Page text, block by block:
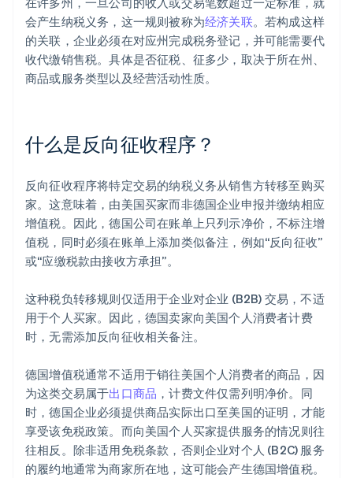
会产生纳税义务，这一规则被称为经济关联。若构成这样
的关联，企业必须在对应州完成税务登记，并可能需要代
收代缴销售税。具体是否征税、征多少，取决于所在州、
商品或服务类型以及经营活动性质。
什么是反向征收程序？
反向征收程序将特定交易的纳税义务从销售方转移至购买
家。这意味着，由美国买家而非德国企业申报并缴纳相应
增值税。因此，德国公司在账单上只列示净价，不标注增
值税，同时必须在账单上添加类似备注，例如“反向征收”
或“应缴税款由接收方承担”。
这种税负转移规则仅适用于企业对企业 (B2B) 交易，不适
用于个人买家。因此，德国卖家向美国个人消费者计费
时，无需添加反向征收相关备注。
德国增值税通常不适用于销往美国个人消费者的商品，因
为这类交易属于出口商品 ，计费文件仅需列明净价。同
时，德国企业必须提供商品实际出口至美国的证明，才能
享受该免税政策。而向美国个人买家提供服务的情况则往
往相反。除非适用免税条款，否则企业对个人 (B2C) 服务
的履约地通常为商家所在地，这可能会产生德国增值税。